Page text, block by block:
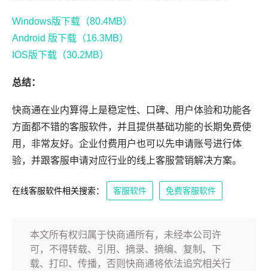
Windows版下载（80.4MB）
Android 版下载（16.3MB）
IOS版下载（30.2MB）
总结：
快商通在业内算得上是稳定性、口碑、用户体验和功能各
方面都不错的客服软件，并且提供基础功能的长期免费使
用，非常友好。企业付费用户也可以先申请账号进行体
验，并跟客服申请对应行业的线上客服营销解决方案。
在线客服软件相关搜索： 客服软件 免费客服软件
本文所有权归属于快商通所有，未经本公司许
可，不得转载、引用、摘录、摘编、复制、下
载、打印、传播，否则快商通将依法追究相关行